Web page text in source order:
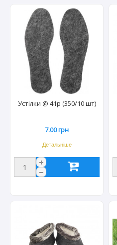
Устілки @ 41р (350/10 шт)
7.00 грн
Детальніше